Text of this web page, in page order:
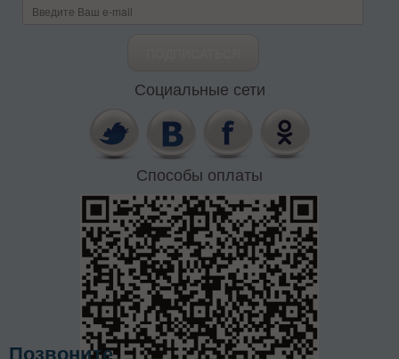
Социальные сети
Способы оплаты
Позвоните